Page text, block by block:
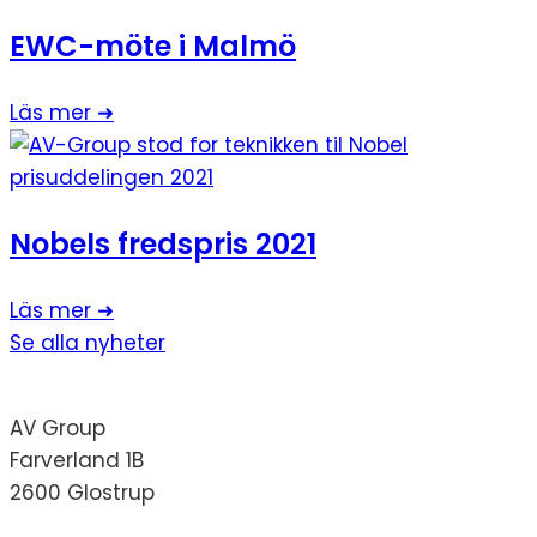
EWC-möte i Malmö
Läs mer ➜
Nobels fredspris 2021
Läs mer ➜
Se alla nyheter
AV Group
Farverland 1B
2600 Glostrup